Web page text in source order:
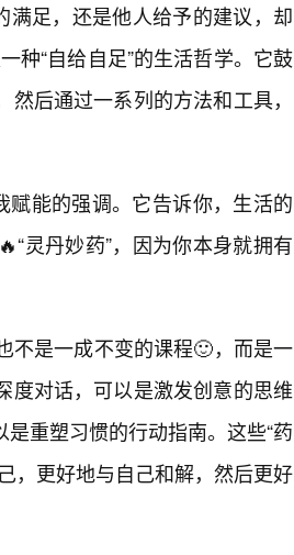
满足，还是他人给予的建议，却
种“自给自足”的生活哲学。它鼓
后通过一系列的方法和工具，
赋能的强调。它告诉你，生活的
灵丹妙药”，因为你本身就拥有
不是一成不变的课程🙂，而是一
度对话，可以是激发创意的思维
重塑习惯的行动指南。这些“药
，更好地与自己和解，然后更好